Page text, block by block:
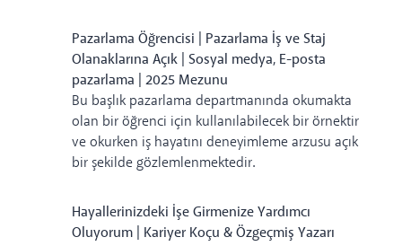
Pazarlama Öğrencisi | Pazarlama İş ve Staj
Olanaklarına Açık | Sosyal medya, E-posta
pazarlama | 2025 Mezunu
Bu başlık pazarlama departmanında okumakta
olan bir öğrenci için kullanılabilecek bir örnektir
ve okurken iş hayatını deneyimleme arzusu açık
bir şekilde gözlemlenmektedir.
Hayallerinizdeki İşe Girmenize Yardımcı
Oluyorum | Kariyer Koçu & Özgeçmiş Yazarı